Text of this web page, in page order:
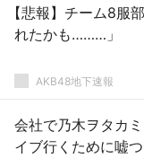
【悲報】チーム8服
れたかも………」
AKB48地下速報
会社で乃木ヲタカ
イブ行くために嘘